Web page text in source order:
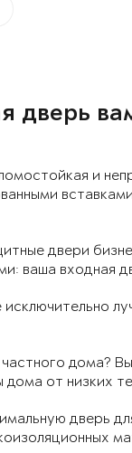
дверь
и
двери
ваша входная
исключительно
дома?
дома от низких
дверь